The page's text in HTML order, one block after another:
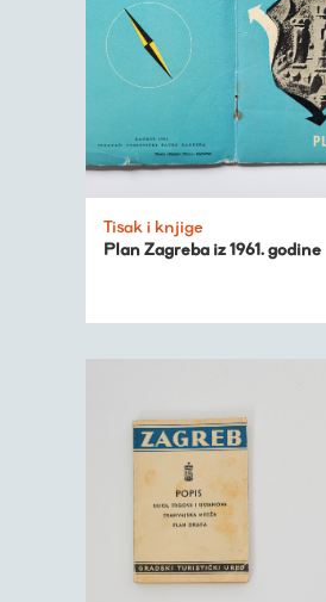
kronologija
Publikacije
O nama
Tisak i knjige
Plan Zagreba iz 1961. godine